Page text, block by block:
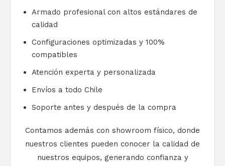
Armado profesional con altos estándares de
calidad
Configuraciones optimizadas y 100%
compatibles
Atención experta y personalizada
Envíos a todo Chile
Soporte antes y después de la compra
Contamos además con showroom físico, donde
nuestros clientes pueden conocer la calidad de
nuestros equipos, generando confianza y